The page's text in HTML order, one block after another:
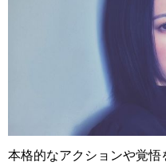
本格的なアクションや覚